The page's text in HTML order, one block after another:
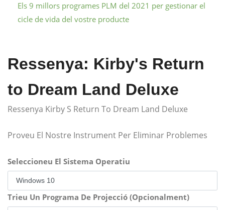
Els 9 millors programes PLM del 2021 per gestionar el
cicle de vida del vostre producte
Ressenya: Kirby's Return
to Dream Land Deluxe
Ressenya Kirby S Return To Dream Land Deluxe
Proveu El Nostre Instrument Per Eliminar Problemes
Seleccioneu El Sistema Operatiu
Trieu Un Programa De Projecció (Opcionalment)